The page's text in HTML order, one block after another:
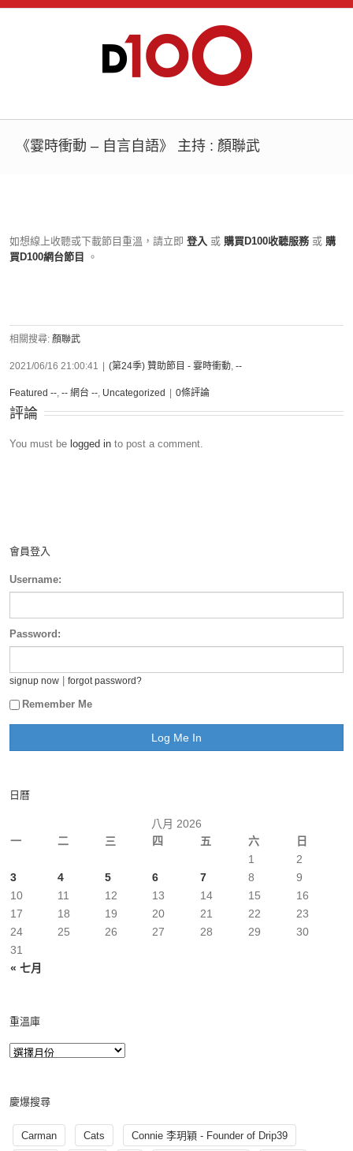
《霎時衝動 – 自言自語》 主持 : 顏聯武
如想線上收聽或下載節目重溫，請立即 登入 或 購買D100收聽服務 或 購
買D100網台節目
。
相關搜尋: 顏聯武
2021/06/16 21:00:41 (第24季) 贊助節目 - 霎時衝動, --
Featured --, -- 網台 --, Uncategorized 0條評論
評論
You must be logged in to post a comment.
會員登入
Username:
Password:
signup now forgot password?
Remember Me
日曆
八月 2026
一
二 三 四 五 六 日
« 七月
1
2
3
4 5 6 7 8
9
10
11 12 13 14 15
16
17
18 19 20 21 22
23
24
25 26 27 28 29
30
31
重溫庫
慶爆搜尋
Carman Cats Connie 李玥穎 - Founder of Drip39